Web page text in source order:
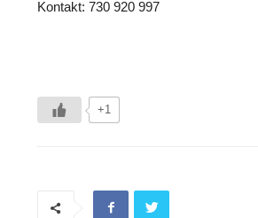
Kontakt: 730 920 997
+1